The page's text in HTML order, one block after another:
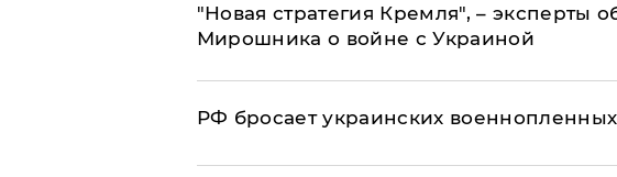
"Новая стратегия Кремля", – эксперты
Мирошника о войне с Украиной
РФ бросает украинских